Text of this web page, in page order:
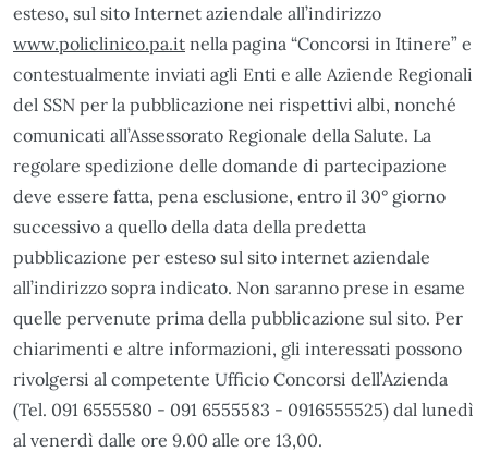
esteso, sul sito Internet aziendale all’indirizzo
www.policlinico.pa.it nella pagina “Concorsi in Itinere” e
contestualmente inviati agli Enti e alle Aziende Regionali
del SSN per la pubblicazione nei rispettivi albi, nonché
comunicati all’Assessorato Regionale della Salute. La
regolare spedizione delle domande di partecipazione
deve essere fatta, pena esclusione, entro il 30° giorno
successivo a quello della data della predetta
pubblicazione per esteso sul sito internet aziendale
all’indirizzo sopra indicato. Non saranno prese in esame
quelle pervenute prima della pubblicazione sul sito. Per
chiarimenti e altre informazioni, gli interessati possono
rivolgersi al competente Ufficio Concorsi dell’Azienda
(Tel. 091 6555580 - 091 6555583 - 0916555525) dal lunedì
al venerdì dalle ore 9.00 alle ore 13,00.